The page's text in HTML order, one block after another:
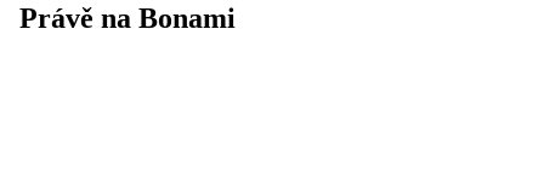
Právě na Bonami